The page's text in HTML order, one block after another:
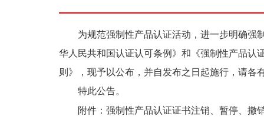
为规范强制性产品认证活动，进一步明确强制
华人民共和国认证认可条例》和《强制性产品认
则》，现予以公布，并自发布之日起施行，请各
特此公告。
附件： 强制性产品认证证书注销、暂停、撤